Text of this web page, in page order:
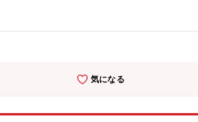
当者やメーカーと連携し、電気（主に弱電系）仕
接に関わるシステムの構成検討や改善3.関連チ
や活用の仕組みの改善検討（主にAzureを活用
自動化推進・工程内の自動搬送やロボット導入
進めることが好きな方には魅力的な環境です。
気になる